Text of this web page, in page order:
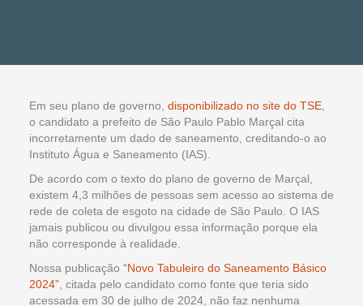
Em seu plano de governo, disponibilizado no site do TSE
o candidato a prefeito de São Paulo Pablo Marçal cita
incorretamente um dado de saneamento, creditando-o ao
Instituto Água e Saneamento (IAS).
De acordo com o texto do plano de governo de Marçal,
existem 4,3 milhões de pessoas sem acesso ao sistema de
rede de coleta de esgoto na cidade de São Paulo. O IAS
jamais publicou ou divulgou essa informação porque ela
não corresponde à realidade.
Nossa publicação “Novo Tabuleiro do Saneamento Básico
2024” , citada pelo candidato como fonte que teria sido
acessada em 30 de julho de 2024, não faz nenhuma